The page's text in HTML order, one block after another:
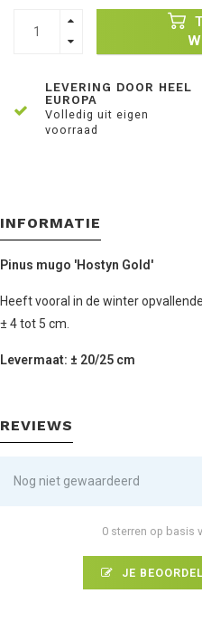
LEVERING DOOR HEEL
EUROPA
Volledig uit eigen
voorraad
INFORMATIE
Pinus mugo 'Hostyn Gold'
Heeft vooral in de winter
± 4 tot 5 cm.
Levermaat: ± 20/25 cm
REVIEWS
Nog niet gewaardeerd
0 sterren op basis
JE